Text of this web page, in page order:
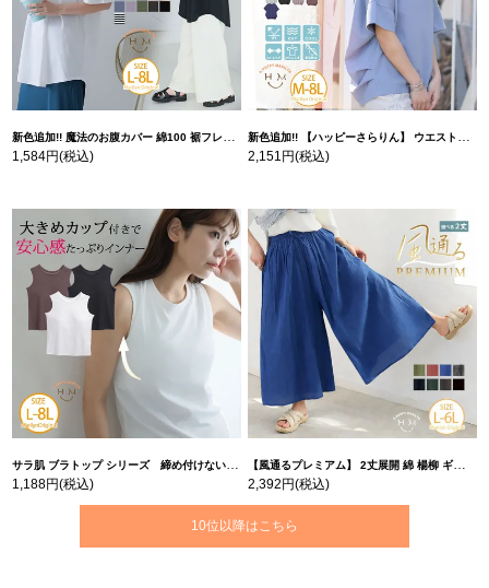
新色追加!! 魔法のお腹カバー 綿100 裾フレア Tシャツ | 大きいサイズの通販ならハッピーマリリン
1,584円(税込)
新色追加!! 【ハッピーさらりん】 ウエストタック入り スッキリ魅せ コクーントップス | 大きいサイズの通販ならハッピーマリリン
2,151円(税込)
サラ肌 ブラトップ シリーズ 締め付けない リブ タンクトップ | 大きいサイズの通販ならハッピーマリリン
1,188円(税込)
【風通るプレミアム】 2丈展開 綿 楊柳 ギャザー フレア スカンツ 【ウェストゴム】 | 大きいサイズの通販ならハッピーマリリン
2,392円(税込)
10位以降はこちら